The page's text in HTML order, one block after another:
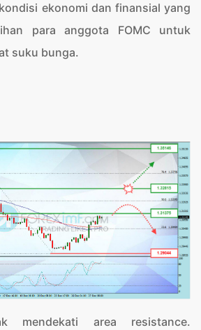
ekonomi dan finansial yang
para anggota FOMC untuk
suku bunga.
mendekati area resistance.